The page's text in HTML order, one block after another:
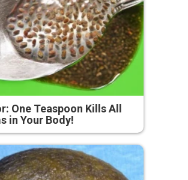
One Teaspoon Kills All
in Your Body!